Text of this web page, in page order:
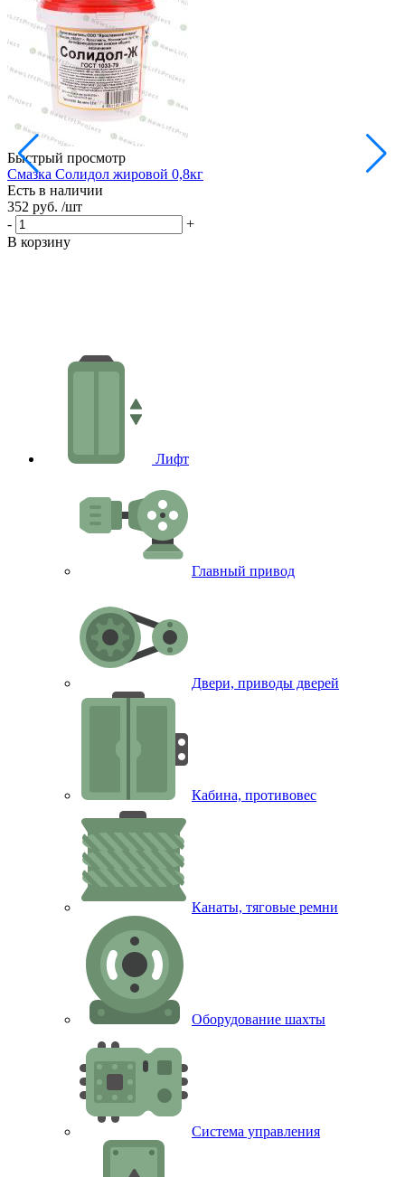
Быстрый просмотр
Смазка Солидол жировой 0,8кг
Есть в наличии
352 руб. /шт
-
+
В корзину
Лифт
Главный привод
Двери, приводы дверей
Кабина, противовес
Канаты, тяговые ремни
Оборудование шахты
Система управления